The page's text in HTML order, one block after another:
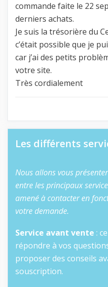
commande faite le 22
derniers achats.
Je suis la trésorière du
c’était possible que je
car j’ai des petits
votre site.
Très cordialement
Les différents
Nous allons vous
entre les principaux
amené à contacter en
votre demande.
Service avant vente :
répondre à vos
proposer des conseils
souscription.